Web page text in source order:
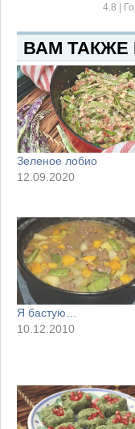
4.8 |
ВАМ ТАКЖЕ
Зеленое лобио
12.09.2020
Я бастую…
10.12.2010